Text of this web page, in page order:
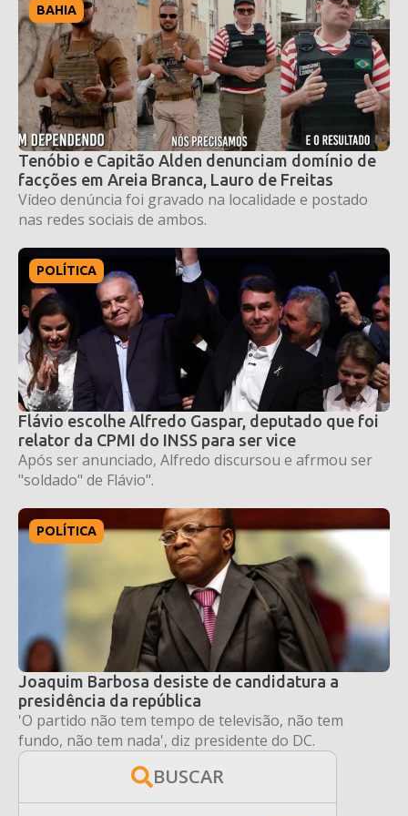
BAHIA
Tenóbio e Capitão Alden denunciam domínio de
facções em Areia Branca, Lauro de Freitas
Vídeo denúncia foi gravado na localidade e postado
nas redes sociais de ambos.
POLÍTICA
Flávio escolhe Alfredo Gaspar, deputado que foi
relator da CPMI do INSS para ser vice
Após ser anunciado, Alfredo discursou e afrmou ser
"soldado" de Flávio".
POLÍTICA
Joaquim Barbosa desiste de candidatura a
presidência da república
'O partido não tem tempo de televisão, não tem
fundo, não tem nada', diz presidente do DC.
BUSCAR